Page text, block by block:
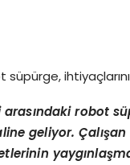
robot s
geliyor. Çalışan
yaygınlaş